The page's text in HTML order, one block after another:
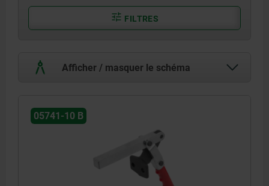
FILTRES
Afficher / masquer le schéma
05741-10 B